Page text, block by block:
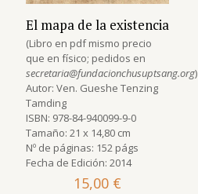
El mapa de la existencia
(Libro en pdf mismo precio
que en físico; pedidos en
secretaria@fundacionchusuptsang.org)
Autor: Ven. Gueshe Tenzing
Tamding
ISBN: 978-84-940099-9-0
Tamaño: 21 x 14,80 cm
Nº de páginas: 152 págs
Fecha de Edición: 2014
15,00 €